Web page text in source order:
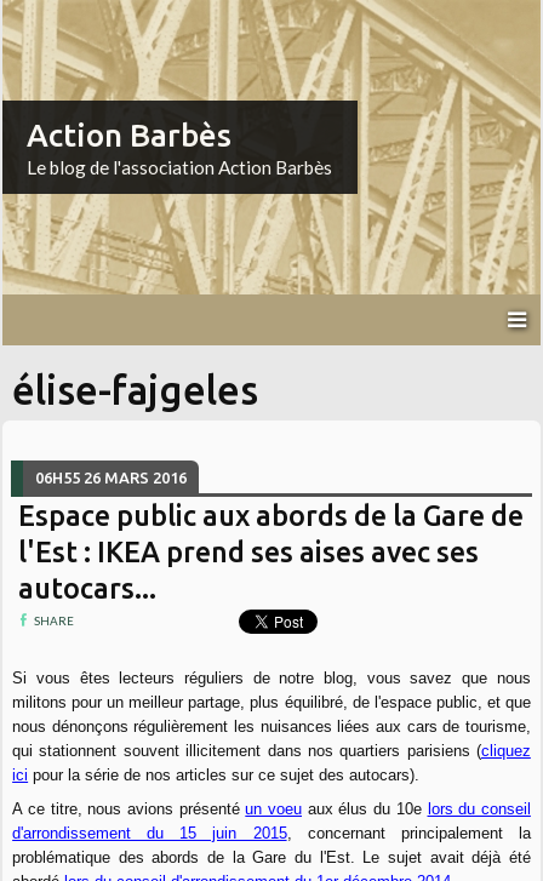
Action Barbès
Le blog de l'association Action Barbès
élise-fajgeles
06H55 26 MARS 2016
Espace public aux abords de la Gare de
l'Est : IKEA prend ses aises avec ses
autocars...
SHARE
Si vous êtes lecteurs réguliers de notre blog, vous savez que nous
militons pour un meilleur partage, plus équilibré, de l'espace public, et que
nous dénonçons régulièrement les nuisances liées aux cars de tourisme,
qui stationnent souvent illicitement dans nos quartiers parisiens (cliquez
ici pour la série de nos articles sur ce sujet des autocars).
A ce titre, nous avions présentéun voeu aux élus du 10e lors du conseil
d'arrondissement du 15 juin 2015, concernant principalement la
problématique des abords de la Gare du l'Est. Le sujet avait déjà été